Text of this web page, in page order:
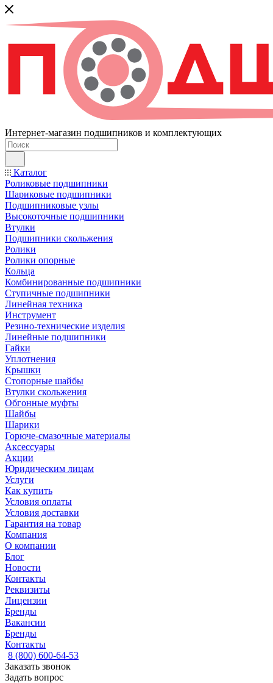
Интернет-магазин подшипников и комплектующих
Каталог
Роликовые подшипники
Шариковые подшипники
Подшипниковые узлы
Высокоточные подшипники
Втулки
Подшипники скольжения
Ролики
Ролики опорные
Кольца
Комбинированные подшипники
Ступичные подшипники
Линейная техника
Инструмент
Резино-технические изделия
Линейные подшипники
Гайки
Уплотнения
Крышки
Стопорные шайбы
Втулки скольжения
Обгонные муфты
Шайбы
Шарики
Горюче-смазочные материалы
Аксессуары
Акции
Юридическим лицам
Услуги
Как купить
Условия оплаты
Условия доставки
Гарантия на товар
Компания
О компании
Блог
Новости
Контакты
Реквизиты
Лицензии
Бренды
Вакансии
Бренды
Контакты
8 (800) 600-64-53
Заказать звонок
Задать вопрос